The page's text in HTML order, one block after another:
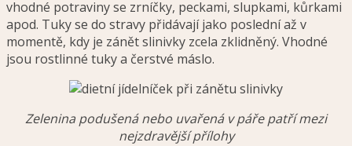
vhodné potraviny se zrníčky, peckami, slupkami, kůrkami
apod. Tuky se do stravy přidávají jako poslední až v
momentě, kdy je zánět slinivky zcela zklidněný. Vhodné
jsou rostlinné tuky a čerstvé máslo.
Zelenina podušená nebo uvařená v páře patří mezi
nejzdravější přílohy